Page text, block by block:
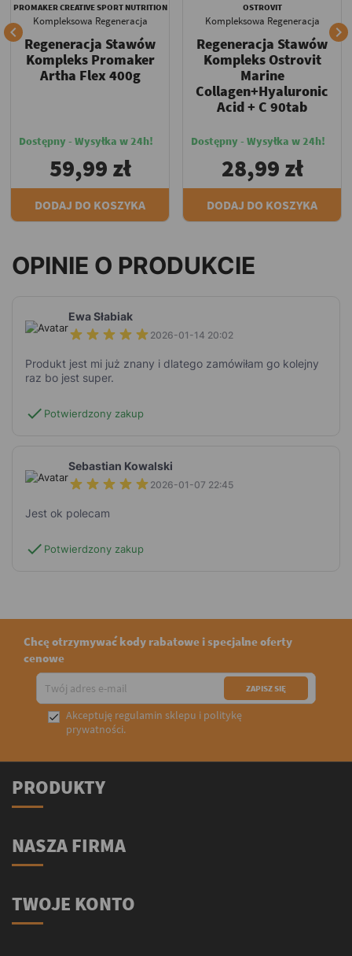

PROMAKER CREATIVE SPORT NUTRITION
Kompleksowa Regeneracja
Regeneracja Stawów
Kompleks Promaker
Artha Flex 400g
Dostępny - Wysyłka w 24h!
59,99 zł
DODAJ DO KOSZYKA
OSTROVIT
Kompleksowa Regeneracja
Regeneracja Stawów
Kompleks Ostrovit
Marine
Collagen+Hyaluronic
Acid + C 90tab
Dostępny - Wysyłka w 24h!
28,99 zł
DODAJ DO KOSZYKA

OPINIE O PRODUKCIE
Ewa Słabiak
2026-01-14 20:02
Produkt jest mi już znany i dlatego zamówiłam go kolejny
raz bo jest super.
check Potwierdzony zakup
Sebastian Kowalski
2026-01-07 22:45
Jest ok polecam
check Potwierdzony zakup
Chcę otrzymywać kody rabatowe i specjalne oferty
cenowe
 Akceptuję regulamin sklepu i politykę
prywatności.
PRODUKTY
NASZA FIRMA
TWOJE KONTO